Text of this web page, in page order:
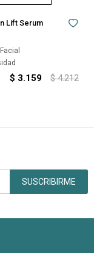
Lift Serum
$ 3.159 $ 4.212
SUSCRIBIRME